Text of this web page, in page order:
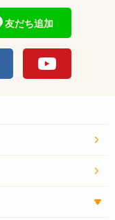
友だち追加